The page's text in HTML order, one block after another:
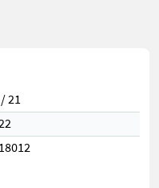
21